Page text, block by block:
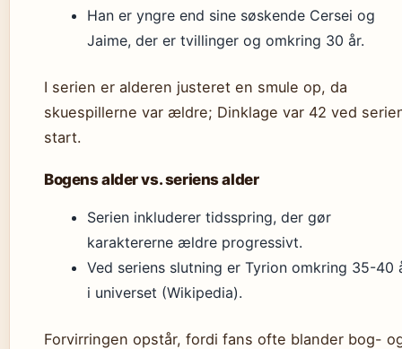
Han er yngre end sine søskende Cersei og
Jaime, der er tvillinger og omkring 30 år.
I serien er alderen justeret en smule op, da
skuespillerne var ældre; Dinklage var 42 ved
start.
Bogens alder vs. seriens alder
Serien inkluderer tidsspring, der gør
karaktererne ældre progressivt.
Ved seriens slutning er Tyrion omkring 35-40
i universet (Wikipedia).
Forvirringen opstår, fordi fans ofte blander bog-